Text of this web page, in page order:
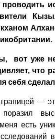
, вот уже
что
себя
—
есть